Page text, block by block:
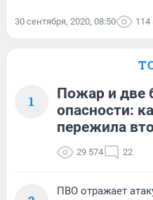
30 сентября, 2020, 08:50 114
1
Пожар и две
опасности:
пережила
29 574 22
ПВО отражает